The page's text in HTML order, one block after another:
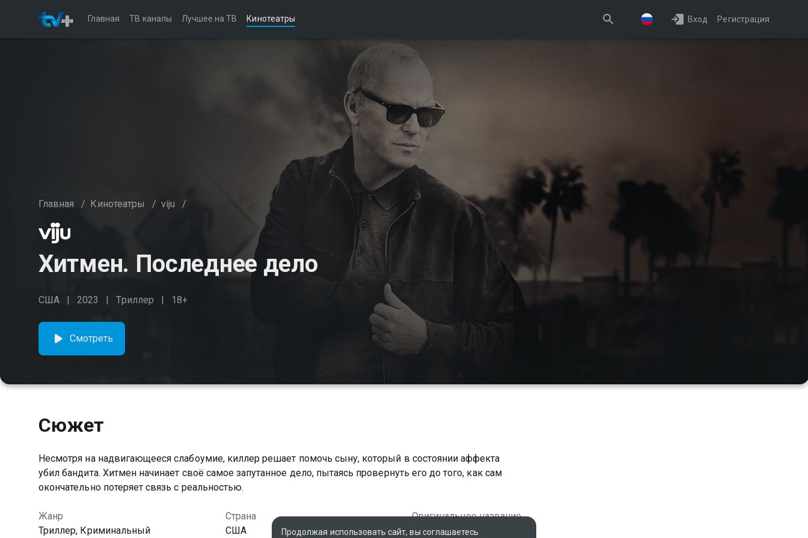
Главная ТВ каналы Лучшее на ТВ Кинотеатры Вход Регистрация
Главная / Кинотеатры / viju /
Хитмен. Последнее дело
США 2023 Триллер 18+
Смотреть
Сюжет
Несмотря на надвигающееся слабоумие, киллер решает помочь сыну, который в состоянии аффекта
убил бандита. Хитмен начинает своё самое запутанное дело, пытаясь провернуть его до того, как сам
окончательно потеряет связь с реальностью.
Жанр
Триллер, Криминальный
Страна
США
Оригинальное название
Knox Goes Away
Продолжая использовать сайт, вы соглашаетесь